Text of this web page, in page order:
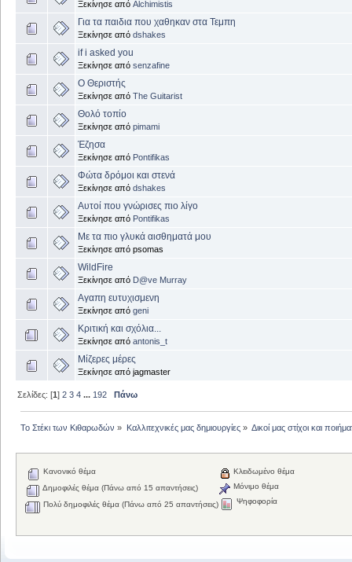
Ξεκίνησε από Alchimistis
Για τα παιδια που χαθηκαν στα Τεμπη
Ξεκίνησε από dshakes
if i asked you
Ξεκίνησε από senzafine
Ο Θεριστής
Ξεκίνησε από The Guitarist
Θολό τοπίο
Ξεκίνησε από pimami
Έζησα
Ξεκίνησε από Pontifikas
Φώτα δρόμοι και στενά
Ξεκίνησε από dshakes
Αυτοί που γνώρισες πιο λίγο
Ξεκίνησε από Pontifikas
Με τα πιο γλυκά αισθηματά μου
Ξεκίνησε από psomas
WildFire
Ξεκίνησε από D@ve Murray
Αγαπη ευτυχισμενη
Ξεκίνησε από geni
Κριτική και σχόλια...
Ξεκίνησε από antonis_t
Μίζερες μέρες
Ξεκίνησε από jagmaster
Σελίδες: [1]2 3 4 ... 192 Πάνω
Το Στέκι των Κιθαρωδών » Καλλιτεχνικές μας δημιουργίες» Δικοί μας στίχοι και
Κανονικό θέμα
Δημοφιλές θέμα (Πάνω από 15 απαντήσεις)
Πολύ δημοφιλές θέμα (Πάνω από 25 απαντήσεις)
Κλειδωμένο θέμα
Μόνιμο θέμα
Ψηφοφορία